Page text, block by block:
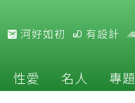
河好如初 有設計
性愛 名人 專題